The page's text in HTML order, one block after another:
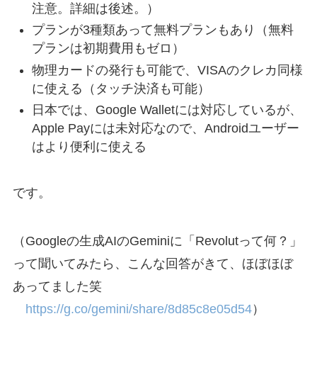
注意。詳細は後述。）
プランが3種類あって無料プランもあり（無料
プランは初期費用もゼロ）
物理カードの発行も可能で、VISAのクレカ同様
に使える（タッチ決済も可能）
日本では、Google Walletには対応しているが、
Apple Payには未対応なので、Androidユーザー
はより便利に使える
です。
（Googleの生成AIのGeminiに「Revolutって何？」
って聞いてみたら、こんな回答がきて、ほぼほぼ
あってました笑
https://g.co/gemini/share/8d85c8e05d54）